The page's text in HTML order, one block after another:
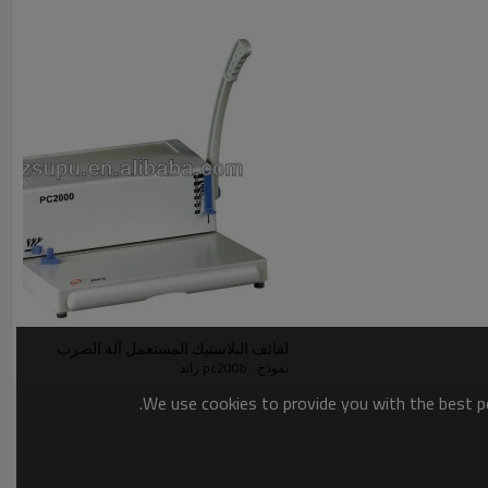
لفائف البلاستيك المستعمل آلة الضرب
نموذج : pc200b زائد
We use cookies to provide you with the best